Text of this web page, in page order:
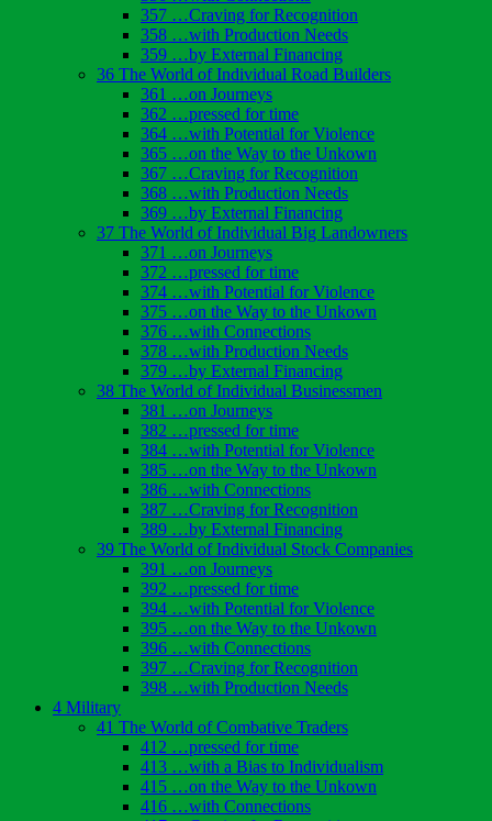
357 …Craving for Recognition
358 …with Production Needs
359 …by External Financing
36 The World of Individual Road Builders
361 …on Journeys
362 …pressed for time
364 …with Potential for Violence
365 …on the Way to the Unkown
367 …Craving for Recognition
368 …with Production Needs
369 …by External Financing
37 The World of Individual Big Landowners
371 …on Journeys
372 …pressed for time
374 …with Potential for Violence
375 …on the Way to the Unkown
376 …with Connections
378 …with Production Needs
379 …by External Financing
38 The World of Individual Businessmen
381 …on Journeys
382 …pressed for time
384 …with Potential for Violence
385 …on the Way to the Unkown
386 …with Connections
387 …Craving for Recognition
389 …by External Financing
39 The World of Individual Stock Companies
391 …on Journeys
392 …pressed for time
394 …with Potential for Violence
395 …on the Way to the Unkown
396 …with Connections
397 …Craving for Recognition
398 …with Production Needs
4 Military
41 The World of Combative Traders
412 …pressed for time
413 …with a Bias to Individualism
415 …on the Way to the Unkown
416 …with Connections